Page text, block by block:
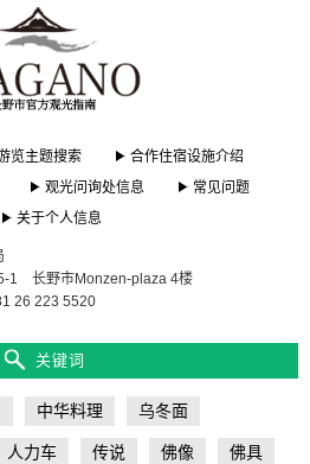
览主题搜索
合作住宿设施介绍
观光问询处信息
常见问题
关于个人信息
1 长野市Monzen-plaza 4楼
26 223 5520
关键词
中华料理 乌冬面
人力车 传说 佛像 佛具